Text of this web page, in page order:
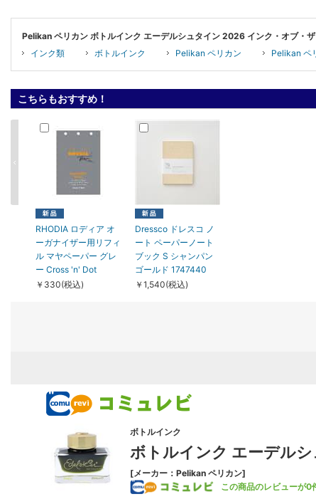
Pelikan ペリカン ボトルインク エーデルシュタイン 2026 インク・オブ・
インク類
ボトルインク Pelikan ペリカン Pelikan ペ
こちらもおすすめ！
RHODIA ロディア オ
ーガナイザー用リフィ
ル マヤペーパー グレ
ー Cross 'n' Dot
￥330(税込)
Dressco ドレスコ ノ
ート ペーパーノート
ブック S シャンパン
ゴールド 1747440
￥1,540(税込)
ボトルインク
ボトルインク エーデル
[メーカー：Pelikan ペリカン]
この商品のレビューが0